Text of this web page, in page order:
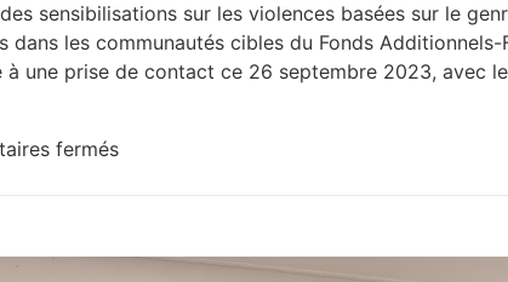
sensibilisations sur les violences basées sur le
dans les communautés cibles du Fonds
à une prise de contact ce 26 septembre 2023, avec
ferméssur Prise de contact avec les leaders